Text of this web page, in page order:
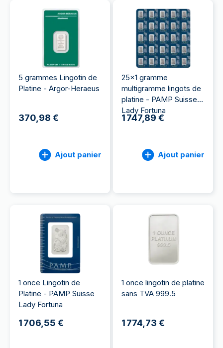
5 grammes Lingotin de
Platine - Argor-Heraeus
370,98 €
Ajout panier
25x1 gramme
multigramme lingots de
platine - PAMP Suisse
Lady Fortuna
1 747,89 €
Ajout panier
1 once Lingotin de
Platine - PAMP Suisse
Lady Fortuna
1 706,55 €
1 once lingotin de platine
sans TVA 999.5
1 774,73 €